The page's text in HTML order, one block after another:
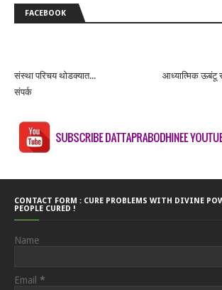
FACEBOOK
संस्था परिचय थोडक्यात...
आध्यात्मिक ऊबंटू
संपर्क
CONTACT FORM : CURE PROBLEMS WITH DIVINE
PEOPLE CURED !
Name
Email *